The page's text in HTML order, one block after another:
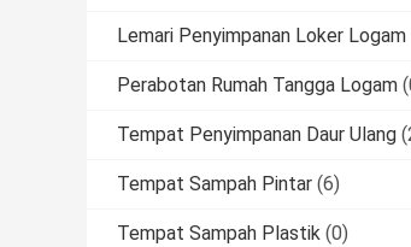
Lemari Penyimpanan Loker Logam
Perabotan Rumah Tangga Logam
Tempat Penyimpanan Daur Ulang
Tempat Sampah Pintar (6)
Tempat Sampah Plastik (0)